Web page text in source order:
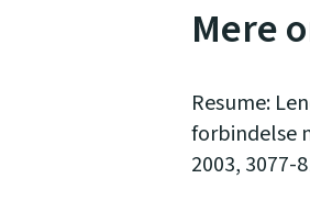
Mere
Resume:
forbindelse
2003, 3077-